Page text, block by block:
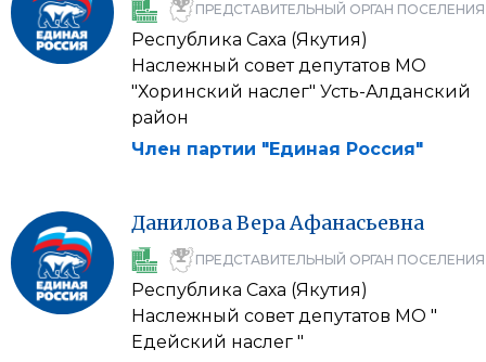
ПРЕДСТАВИТЕЛЬНЫЙ ОРГАН ПОСЕЛЕНИЯ
Республика Саха (Якутия)
Наслежный совет депутатов МО
"Хоринский наслег" Усть-Алданский
район
Член партии "Единая Россия"
ДаниловаВераАфанасьевна
ПРЕДСТАВИТЕЛЬНЫЙ ОРГАН ПОСЕЛЕНИЯ
Республика Саха (Якутия)
Наслежный совет депутатов МО "
Едейский наслег "